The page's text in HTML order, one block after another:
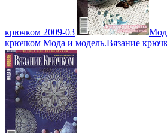
крючком 2009-03
крючком Мода и модель.Вязание